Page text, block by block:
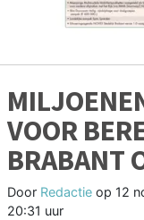
VOOR
BRABANT
Door Redactie op 12
20:31 uur